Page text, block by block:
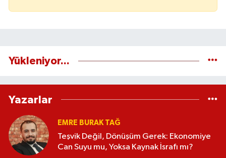
Yükleniyor...
Yazarlar
EMRE BURAK TAĞ
Teşvik Değil, Dönüşüm Gerek: Ekonomiye
Can Suyu mu, Yoksa Kaynak İsrafı mı?